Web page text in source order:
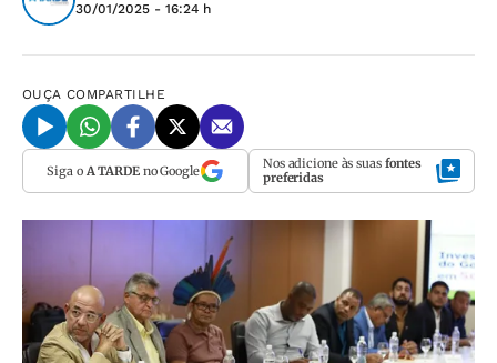
30/01/2025 - 16:24 h
OUÇA COMPARTILHE
Siga o A TARDEno Google Nos adicione às suas fontes
preferidas